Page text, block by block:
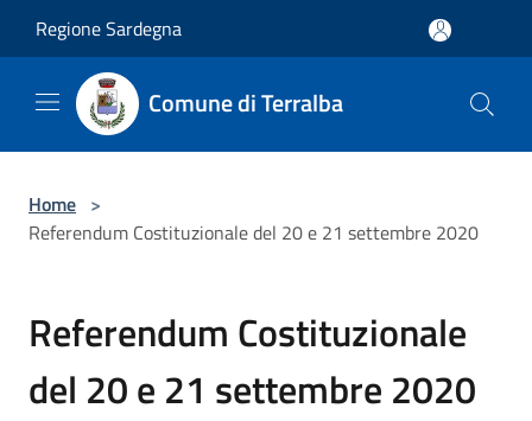
Regione Sardegna
Comune di Terralba
Home >
Referendum Costituzionale del 20 e 21 settembre 2020
Referendum Costituzionale
del 20 e 21 settembre 2020